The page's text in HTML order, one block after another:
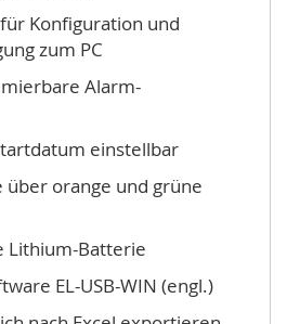
Konfiguration und
zum PC
Alarm-
einstellbar
über orange und grüne
Lithium-Batterie
EL-USB-WIN (engl.)